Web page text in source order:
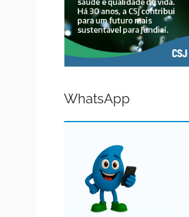
WhatsApp